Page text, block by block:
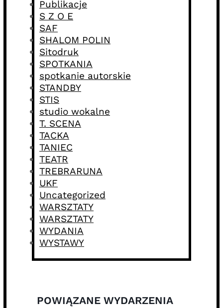
Publikacje
S Z O E
SAF
SHALOM POLIN
Sitodruk
SPOTKANIA
spotkanie autorskie
STANDBY
STIS
studio wokalne
T. SCENA
TACKA
TANIEC
TEATR
TREBRARUNA
UKF
Uncategorized
WARSZTATY
WARSZTATY
WYDANIA
WYSTAWY
POWIĄZANE WYDARZENIA